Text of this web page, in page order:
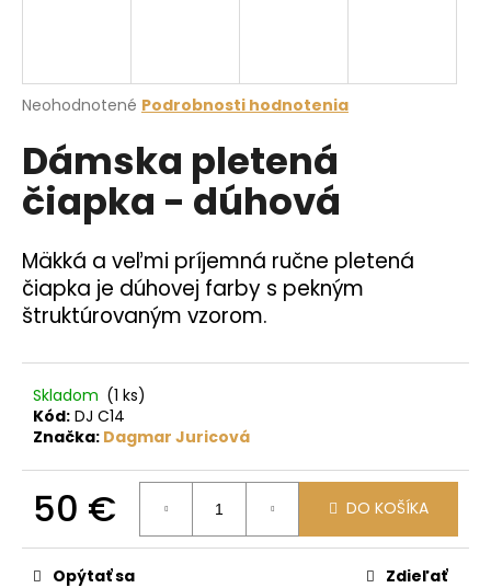
Priemerné
produktu
je
0,0
z
hviezdičiek.
Neohodnotené Podrobnosti hodnotenia
Dámska pletená
čiapka - dúhová
Mäkká a veľmi príjemná ručne pletená
čiapka je dúhovej farby s pekným
štruktúrovaným vzorom.
Skladom (1 ks)
Kód: DJ C14
Značka: Dagmar Juricová
50 €
cena:
DO KOŠÍKA
Opýtať sa Zdieľať
s
ť
?
HĽADAŤ
d
p
o
ú
a
m
e